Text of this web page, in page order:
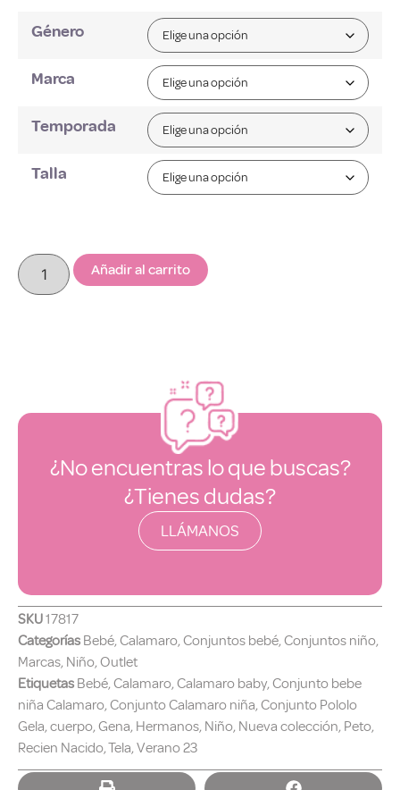
Género
Marca
Temporada
Talla
Añadir al carrito
¿No encuentras lo que buscas?
¿Tienes dudas?
LLÁMANOS
SKU17817
Categorías Bebé,Calamaro,Conjuntos bebé,Conjuntos niño,
Marcas, Niño,Outlet
Etiquetas Bebé,Calamaro,Calamaro baby,Conjunto bebe
niña Calamaro,Conjunto Calamaro niña,Conjunto Pololo
Gela,cuerpo,Gena, Hermanos, Niño, Nueva colección, Peto,
Recien Nacido,Tela,Verano 23